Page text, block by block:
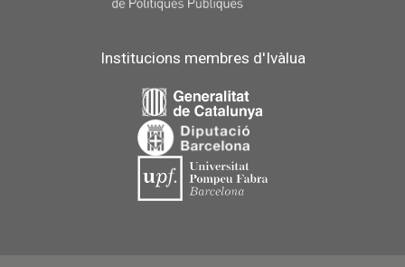
Institucions membres d'Ivàlua